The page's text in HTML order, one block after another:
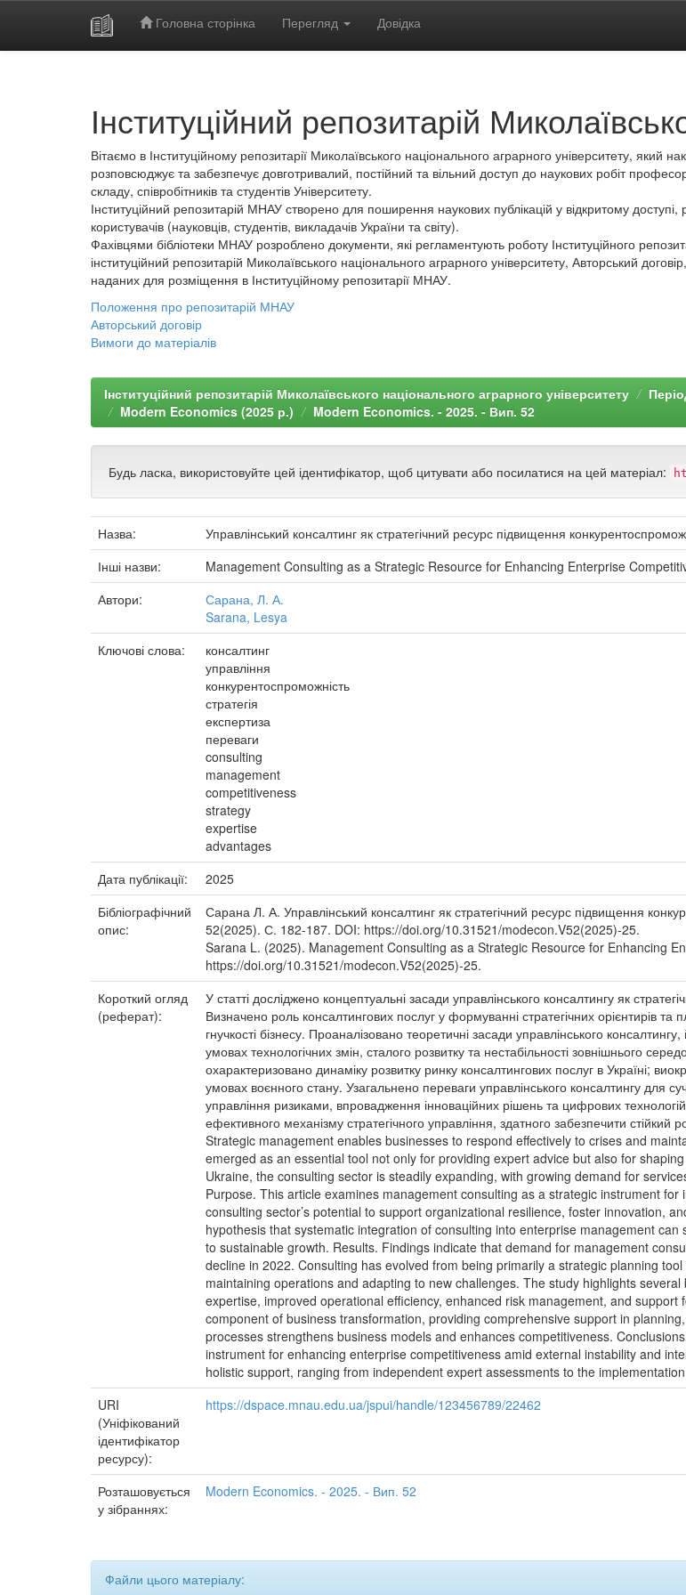
Головна сторінка Перегляд Довідка
Інституційний репозитарій
Вітаємо в Інституційному репозитарії Миколаївського національного аграрного університету, який
розповсюджує та забезпечує довготривалий, постійний та вільний доступ до наукових робіт
складу, співробітників та студентів Університету.
Інституційний репозитарій МНАУ створено для поширення наукових публікацій у відкритому доступі,
користувачів (науковців, студентів, викладачів України та світу).
Фахівцями бібліотеки МНАУ розроблено документи, які регламентують роботу Інституційного
інституційний репозитарій Миколаївського національного аграрного університету, Авторський
наданих для розміщення в Інституційному репозитарії МНАУ.
Положення про репозитарій МНАУ
Авторський договір
Вимоги до матеріалів
Інституційний репозитарій Миколаївського національного аграрного університету
Modern Economics (2025 р.)
Modern Economics. - 2025. - Вип. 52
Будь ласка, використовуйте цей ідентифікатор, щоб цитувати або посилатися на цей матеріал:
Назва:
Управлінський консалтинг як стратегічний ресурс підвищення
Інші назви:
Management Consulting as a Strategic Resource for Enhancing Enterprise
Автори:
Сарана, Л. А.
Sarana, Lesya
Ключові слова:
консалтинг
управління
конкурентоспроможність
стратегія
експертиза
переваги
consulting
management
competitiveness
strategy
expertise
advantages
Дата публікації:
2025
Бібліографічний
опис:
Сарана Л. А. Управлінський консалтинг як стратегічний ресурс підвищення
52(2025). С. 182-187. DOI: https://doi.org/10.31521/modecon.V52(2025)-25.
Sarana L. (2025). Management Consulting as a Strategic Resource for Enhancing
https://doi.org/10.31521/modecon.V52(2025)-25.
Короткий огляд
(реферат):
У статті досліджено концептуальні засади управлінського консалтингу як
Визначено роль консалтингових послуг у формуванні стратегічних орієнтирів та
гнучкості бізнесу. Проаналізовано теоретичні засади управлінського
умовах технологічних змін, сталого розвитку та нестабільності зовнішнього
охарактеризовано динаміку розвитку ринку консалтингових послуг в Україні;
умовах воєнного стану. Узагальнено переваги управлінського консалтингу для
управління ризиками, впровадження інноваційних рішень та цифрових
ефективного механізму стратегічного управління, здатного забезпечити стійкий
Strategic management enables businesses to respond effectively to crises and
emerged as an essential tool not only for providing expert advice but also for
Ukraine, the consulting sector is steadily expanding, with growing demand for
Purpose. This article examines management consulting as a strategic instrument
consulting sector’s potential to support organizational resilience, foster innovation,
hypothesis that systematic integration of consulting into enterprise management
to sustainable growth. Results. Findings indicate that demand for management
decline in 2022. Consulting has evolved from being primarily a strategic planning
maintaining operations and adapting to new challenges. The study highlights
expertise, improved operational efficiency, enhanced risk management, and
component of business transformation, providing comprehensive support in
processes strengthens business models and enhances competitiveness.
instrument for enhancing enterprise competitiveness amid external instability and
holistic support, ranging from independent expert assessments to the
URI
(Уніфікований
ідентифікатор
ресурсу):
https://dspace.mnau.edu.ua/jspui/handle/123456789/22462
Розташовується
у зібраннях:
Modern Economics. - 2025. - Вип. 52
Файли цього матеріалу: